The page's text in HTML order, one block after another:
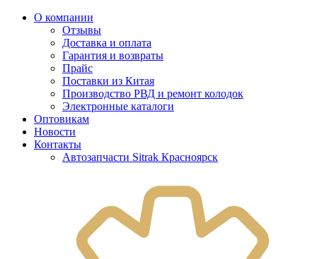
О компании
Отзывы
Доставка и оплата
Гарантия и возвраты
Прайс
Поставки из Китая
Производство РВД и ремонт колодок
Электронные каталоги
Оптовикам
Новости
Контакты
Автозапчасти Sitrak Красноярск